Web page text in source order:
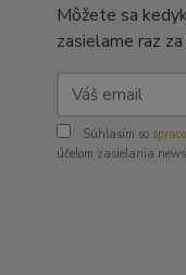
Môžete sa
zasielame raz
Súhlasím so
účelom zasielania